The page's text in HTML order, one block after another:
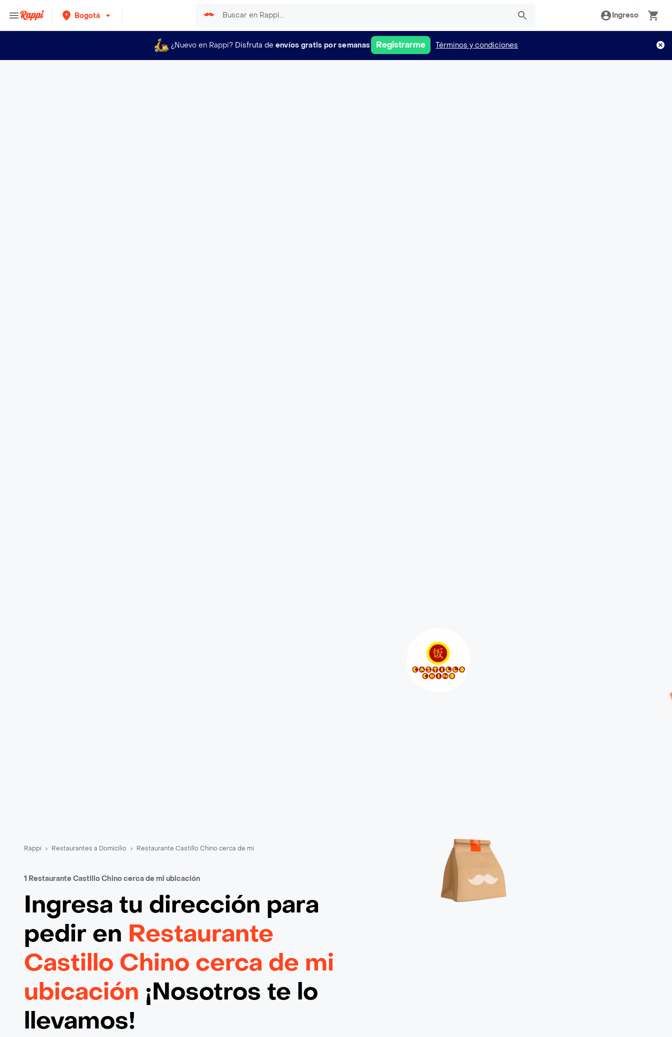
Bogotá Ingreso
¿Nuevo en Rappi? Disfruta de envíos gratis por semanas Registrarme Términos y condiciones
Rappi Restaurantes a Domicilio Restaurante Castillo Chino cerca de mi
1 Restaurante Castillo Chino cerca de mi ubicación
Ingresa tu dirección para
pedir en Restaurante
Castillo Chino cerca de mi
ubicación ¡Nosotros te lo
llevamos!